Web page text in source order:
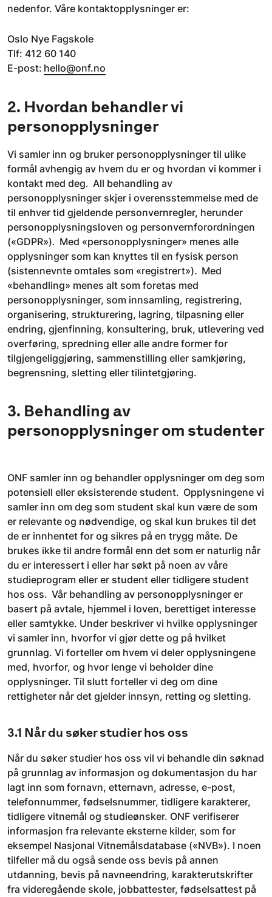
nedenfor. Våre kontaktopplysninger er:
Oslo Nye Fagskole
Tlf: 412 60 140
E-post: hello@onf.no
2. Hvordan behandler vi
personopplysninger
Vi samler inn og bruker personopplysninger til ulike
formål avhengig av hvem du er og hvordan vi kommer i
kontakt med deg. All behandling av
personopplysninger skjer i overensstemmelse med de
til enhver tid gjeldende personvernregler, herunder
personopplysningsloven og personvernforordningen
(«GDPR»). Med «personopplysninger» menes alle
opplysninger som kan knyttes til en fysisk person
(sistennevnte omtales som «registrert»). Med
«behandling» menes alt som foretas med
personopplysninger, som innsamling, registrering,
organisering, strukturering, lagring, tilpasning eller
endring, gjenfinning, konsultering, bruk, utlevering ved
overføring, spredning eller alle andre former for
tilgjengeliggjøring, sammenstilling eller samkjøring,
begrensning, sletting eller tilintetgjøring.
3. Behandling av
personopplysninger om studenter
ONF samler inn og behandler opplysninger om deg som
potensiell eller eksisterende student. Opplysningene vi
samler inn om deg som student skal kun være de som
er relevante og nødvendige, og skal kun brukes til det
de er innhentet for og sikres på en trygg måte. De
brukes ikke til andre formål enn det som er naturlig når
du er interessert i eller har søkt på noen av våre
studieprogram eller er student eller tidligere student
hos oss. Vår behandling av personopplysninger er
basert på avtale, hjemmel i loven, berettiget interesse
eller samtykke. Under beskriver vi hvilke opplysninger
vi samler inn, hvorfor vi gjør dette og på hvilket
grunnlag. Vi forteller om hvem vi deler opplysningene
med, hvorfor, og hvor lenge vi beholder dine
opplysninger. Til slutt forteller vi deg om dine
rettigheter når det gjelder innsyn, retting og sletting.
3.1 Når du søker studier hos oss
Når du søker studier hos oss vil vi behandle din søknad
på grunnlag av informasjon og dokumentasjon du har
lagt inn som fornavn, etternavn, adresse, e-post,
telefonnummer, fødselsnummer, tidligere karakterer,
tidligere vitnemål og studieønsker. ONF verifiserer
informasjon fra relevante eksterne kilder, som for
eksempel Nasjonal Vitnemålsdatabase («NVB»). I noen
tilfeller må du også sende oss bevis på annen
utdanning, bevis på navneendring, karakterutskrifter
fra videregående skole, jobbattester, fødselsattest på